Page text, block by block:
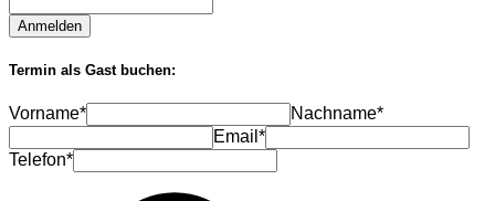
Anmelden
Termin als Gast buchen:
Vorname*
Nachname*
Email*
Telefon*